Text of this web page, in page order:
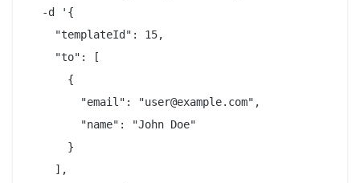
  -d '{
    "templateId": 15,
    "to": [
      {
        "email": "user@example.com",
        "name": "John Doe"
      }
    ],